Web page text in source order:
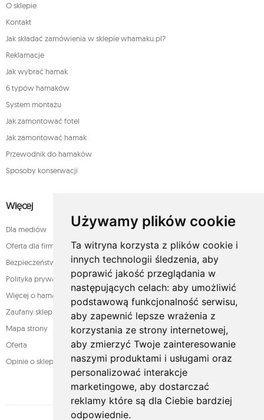
Używamy plików cookie
Ta witryna korzysta z plików cookie i
innych technologii śledzenia, aby
poprawić jakość przeglądania w
następujących celach: aby umożliwić
podstawową funkcjonalność serwisu,
aby zapewnić lepsze wrażenia z
korzystania ze strony internetowej,
aby zmierzyć Twoje zainteresowanie
naszymi produktami i usługami oraz
personalizować interakcje
marketingowe, aby dostarczać
reklamy które są dla Ciebie bardziej
odpowiednie.
O sklepie
Kontakt
Jak składać zamówienia w sklepie whamaku.pl?
Reklamacje
Jak wybrać hamak
6 typów hamaków
System montażu
Jak zamontować fotel
Jak zamontować hamak
Przewodnik do hamaków
Sposoby konserwacji
Więcej
Dla mediów
Oferta dla firm
Bezpieczeństwo płatności
Polityka prywatności
Więcej o hamakach
Zaufany sklep
Mapa strony
Oferta
Opinie o sklepie